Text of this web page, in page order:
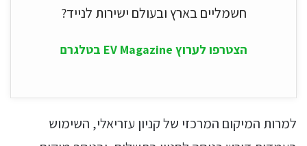
חשמליים בארץ ובעולם ישירות לנייד?
הצטרפו לערוץ EV Magazine בטלגרם
למרות המיקום המרכזי של קניון עזריאלי, השימוש